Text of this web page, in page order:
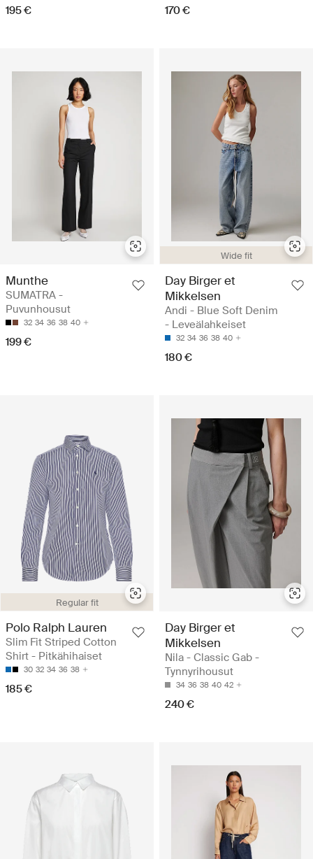
195 € 170 €
Munthe
SUMATRA -
Puvunhousut
32 34 36 38 40
199 €
Wide fit
Day Birger et
Mikkelsen
Andi - Blue Soft Denim
- Leveälahkeiset
32 34 36 38 40
180 €
Regular fit
Polo Ralph Lauren
Slim Fit Striped Cotton
Shirt - Pitkähihaiset
30 32 34 36 38
185 €
Day Birger et
Mikkelsen
Nila - Classic Gab -
Tynnyrihousut
34 36 38 40 42
240 €